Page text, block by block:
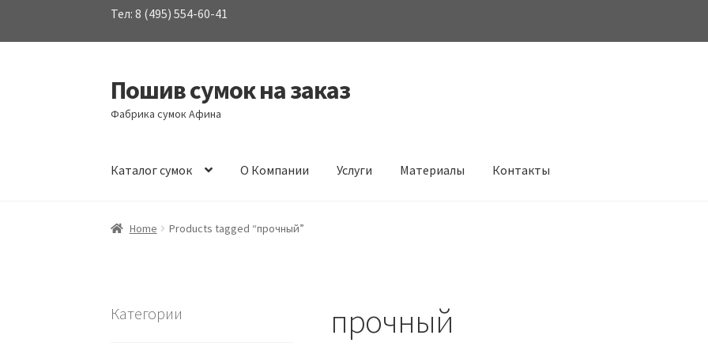
Тел: 8 (495) 554-60-41
Перейти
к
навигации
Перейти
к
содержимому
Пошив сумок на заказ
Фабрика сумок Афина
Каталог сумок О Компании Услуги Материалы Контакты
Home Products tagged “прочный”
прочный
Категории